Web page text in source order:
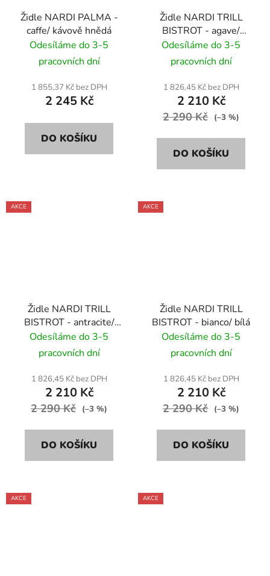
Židle NARDI PALMA -
caffe/ kávově hnědá
Odesíláme do 3-5
pracovních dní
1 855,37 Kč bez DPH
2 245 Kč
DO KOŠÍKU
Židle NARDI TRILL
BISTROT - agave/
zelená
Odesíláme do 3-5
pracovních dní
1 826,45 Kč bez DPH
2 210 Kč
2 290 Kč (–3 %)
DO KOŠÍKU
AKCE
Židle NARDI TRILL
BISTROT - antracite/
antracitově
Odesíláme do 3-5
pracovních dní
1 826,45 Kč bez DPH
2 210 Kč
2 290 Kč (–3 %)
DO KOŠÍKU
AKCE
Židle NARDI TRILL
BISTROT - bianco/ bílá
Odesíláme do 3-5
pracovních dní
1 826,45 Kč bez DPH
2 210 Kč
2 290 Kč (–3 %)
DO KOŠÍKU
AKCE AKCE